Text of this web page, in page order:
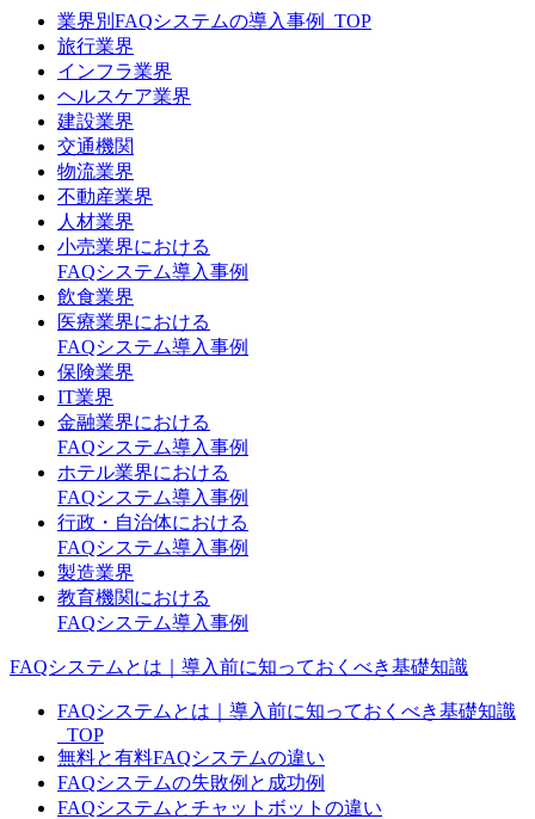
業界別FAQシステムの導入事例_TOP
旅行業界
インフラ業界
ヘルスケア業界
建設業界
交通機関
物流業界
不動産業界
人材業界
小売業界における
FAQシステム導入事例
飲食業界
医療業界における
FAQシステム導入事例
保険業界
IT業界
金融業界における
FAQシステム導入事例
ホテル業界における
FAQシステム導入事例
行政・自治体における
FAQシステム導入事例
製造業界
教育機関における
FAQシステム導入事例
FAQシステムとは｜導入前に知っておくべき基礎知識
FAQシステムとは｜導入前に知っておくべき基礎知識
_TOP
無料と有料FAQシステムの違い
FAQシステムの失敗例と成功例
FAQシステムとチャットボットの違い